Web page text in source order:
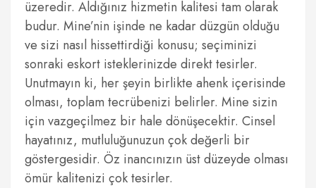
üzeredir. Aldığınız hizmetin kalitesi tam olarak
budur. Mine’nin işinde ne kadar düzgün olduğu
ve sizi nasıl hissettirdiği konusu; seçiminizi
sonraki eskort isteklerinizde direkt tesirler.
Unutmayın ki, her şeyin birlikte ahenk içerisinde
olması, toplam tecrübenizi belirler. Mine sizin
için vazgeçilmez bir hale dönüşecektir. Cinsel
hayatınız, mutluluğunuzun çok değerli bir
göstergesidir. Öz inancınızın üst düzeyde olması
ömür kalitenizi çok tesirler.